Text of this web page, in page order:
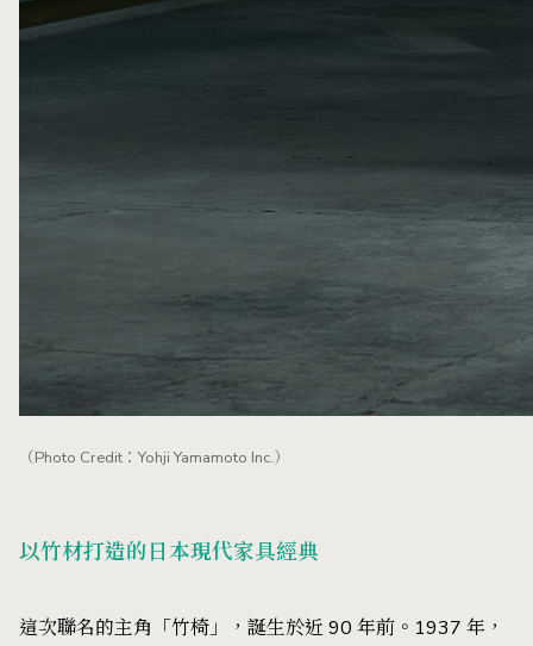
（Photo Credit：Yohji Yamamoto Inc.）
以竹材打造的日本現代家具經典
這次聯名的主角「竹椅」，誕生於近 90 年前。1937 年，